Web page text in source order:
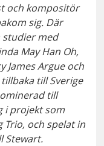
och kompositör
sig. Där
studier med
May Han Oh,
James Argue och
till Sverige
till
i projekt som
Trio, och spelat in
Stewart.